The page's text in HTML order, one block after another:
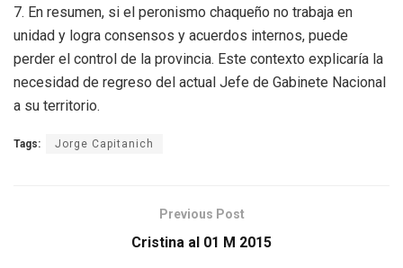
7. En resumen, si el peronismo chaqueño no trabaja en
unidad y logra consensos y acuerdos internos, puede
perder el control de la provincia. Este contexto explicaría la
necesidad de regreso del actual Jefe de Gabinete Nacional
a su territorio.
Tags: Jorge Capitanich
Previous Post
Cristina al 01 M 2015